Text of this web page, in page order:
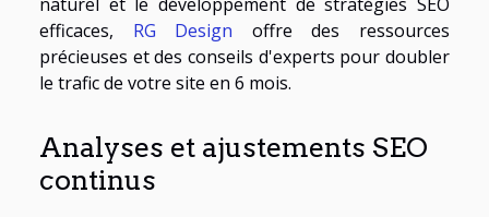
efficaces, RG Design offre des ressources
précieuses et des conseils d'experts pour doubler
le trafic de votre site en 6 mois.
Analyses et ajustements SEO
continus